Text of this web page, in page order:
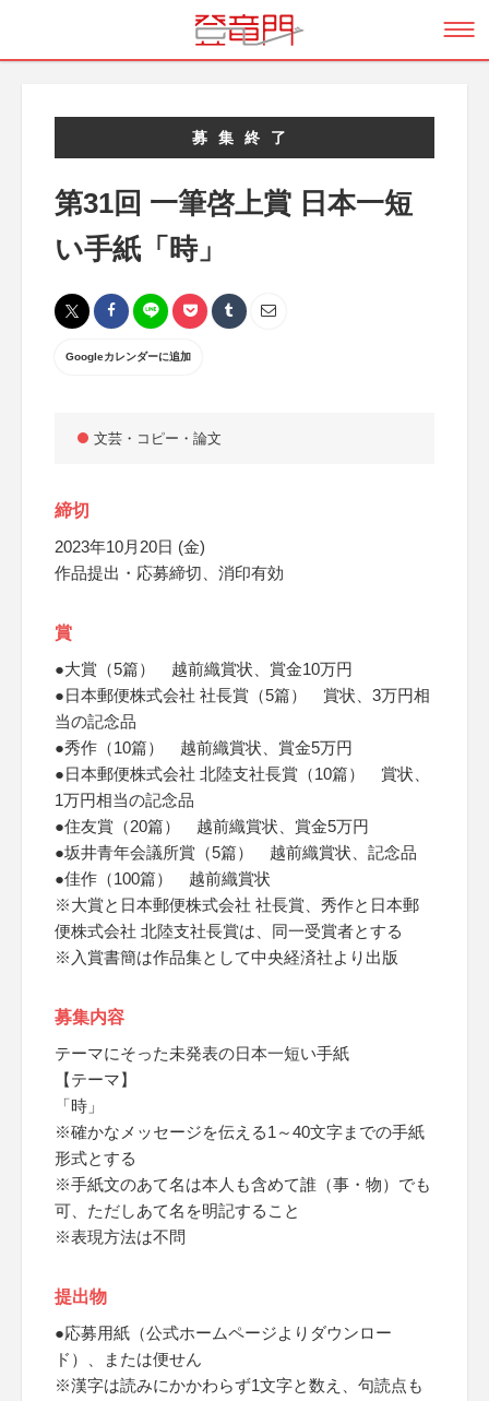
募集終了
第31回 一筆啓上賞 日本一短
い手紙「時」
Googleカレンダーに追加
文芸・コピー・論文
締切
2023年10月20日 (金)
作品提出・応募締切、消印有効
賞
●大賞（5篇） 越前織賞状、賞金10万円
●日本郵便株式会社 社長賞（5篇） 賞状、3万円相
当の記念品
●秀作（10篇） 越前織賞状、賞金5万円
●日本郵便株式会社 北陸支社長賞（10篇） 賞状、
1万円相当の記念品
●住友賞（20篇） 越前織賞状、賞金5万円
●坂井青年会議所賞（5篇） 越前織賞状、記念品
●佳作（100篇） 越前織賞状
※大賞と日本郵便株式会社 社長賞、秀作と日本郵
便株式会社 北陸支社長賞は、同一受賞者とする
※入賞書簡は作品集として中央経済社より出版
募集内容
テーマにそった未発表の日本一短い手紙
【テーマ】
「時」
※確かなメッセージを伝える1～40文字までの手紙
形式とする
※手紙文のあて名は本人も含めて誰（事・物）でも
可、ただしあて名を明記すること
※表現方法は不問
提出物
●応募用紙（公式ホームページよりダウンロー
ド）、または便せん
※漢字は読みにかかわらず1文字と数え、句読点も